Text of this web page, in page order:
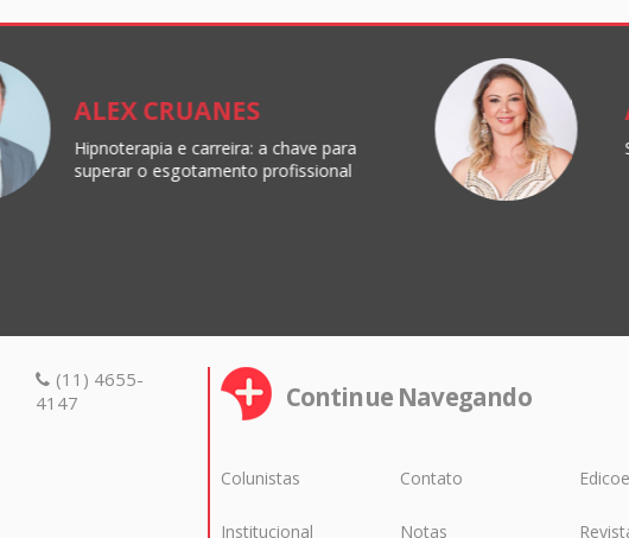
ALEX CRUANES
Hipnoterapia e carreira: a chave para
superar o esgotamento profissional
(11) 4655-
4147
Continue Navegando
Colunistas Contato
Institucional Notas